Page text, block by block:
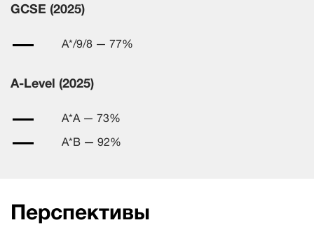
GCSE (2025)
A*/9/8 — 77%
A-Level (2025)
A*A — 73%
A*B — 92%
Перспективы